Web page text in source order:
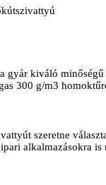
gyár kiváló
300 g/m3
szeretne
alkalmazásokra is